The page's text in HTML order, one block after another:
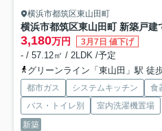
横浜市都筑区東山田町
3,180万円 3月7日 値下げ
- / 57.12㎡ / 2LDK /予定
グリーンライン「東山田」駅 徒
都市ガス システムキッチン 食
バス・トイレ別
室内洗濯機置場
新築